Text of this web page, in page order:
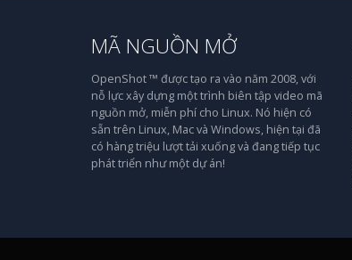
MÃ NGUỒN MỞ
OpenShot ™ được tạo ra vào năm 2008, với
nỗ lực xây dựng một trình biên tập video mã
nguồn mở, miễn phí cho Linux. Nó hiện có
sẵn trên Linux, Mac và Windows, hiện tại đã
có hàng triệu lượt tải xuống và đang tiếp tục
phát triển như một dự án!